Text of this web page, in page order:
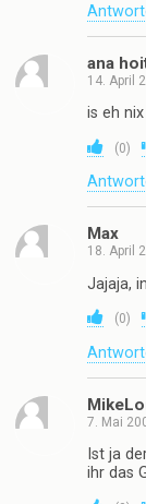
ana
14. April
is eh
(0)
Max
18. April
Jajaja,
(0)
7. Mai
Ist ja
ihr das